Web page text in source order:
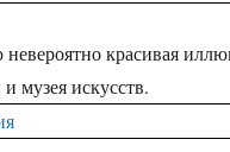
красивая
музея искусств.